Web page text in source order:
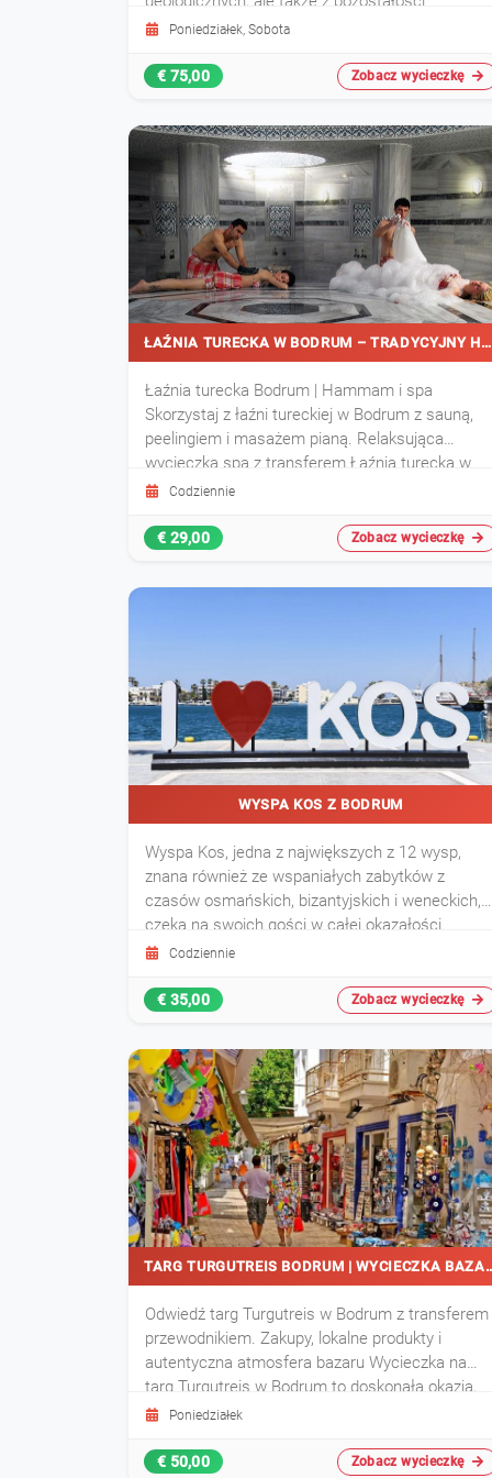
historycznych.
Poniedziałek, Sobota
€ 75,00 Zobacz wycieczkę
ŁAŹNIA TURECKA W BODRUM – TRADYCYJNY HAMMAM
Łaźnia turecka Bodrum | Hammam i spa
Skorzystaj z łaźni tureckiej w Bodrum z sauną,
peelingiem i masażem pianą. Relaksująca
wycieczka spa z transferem.Łaźnia turecka w
Bodrum to tradycyjne doświadczenie hammamu
saunę, łaźnię parową, peeling ciała oraz masaż
Codziennie
€ 29,00 Zobacz wycieczkę
WYSPA KOS Z BODRUM
Wyspa Kos, jedna z największych z 12 wysp,
znana również ze wspaniałych zabytków z
czasów osmańskich, bizantyjskich i weneckich,
czeka na swoich gości w całej okazałości.
Codziennie
€ 35,00 Zobacz wycieczkę
TARG TURGUTREIS
Odwiedź targ Turgutreis w Bodrum z transferem
przewodnikiem. Zakupy, lokalne produkty i
autentyczna atmosfera bazaru Wycieczka na
targ Turgutreis w Bodrum to doskonała okazja,
aby poczuć autentyczną atmosferę tureckiego
pamiątki podczas czasu wolnego na zakupy.
Poniedziałek
€ 50,00 Zobacz wycieczkę